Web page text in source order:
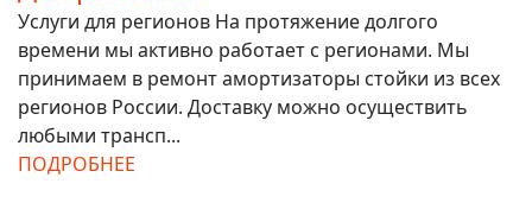
Услуги для регионов На протяжение долгого
времени мы активно работает с регионами. Мы
принимаем в ремонт амортизаторы стойки из всех
регионов России. Доставку можно осуществить
любыми трансп...
ПОДРОБНЕЕ